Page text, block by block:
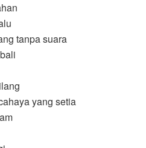
tanpa suara
yang setia